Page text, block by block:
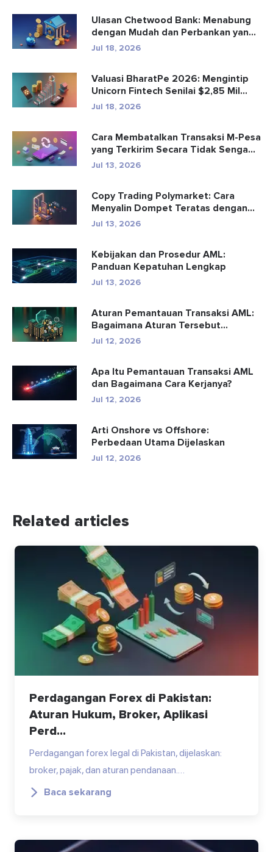
Ulasan Chetwood Bank: Menabung
dengan Mudah dan Perbankan yang
Aman
Jul 18, 2026
Valuasi BharatPe 2026: Mengintip
Unicorn Fintech Senilai $2,85 Mil...
Jul 18, 2026
Cara Membatalkan Transaksi M-Pesa
yang Terkirim Secara Tidak Senga...
Jul 13, 2026
Copy Trading Polymarket: Cara
Menyalin Dompet Teratas dengan
Aman
Jul 13, 2026
Kebijakan dan Prosedur AML:
Panduan Kepatuhan Lengkap
Jul 13, 2026
Aturan Pemantauan Transaksi AML:
Bagaimana Aturan Tersebut
Mendete...
Jul 12, 2026
Apa Itu Pemantauan Transaksi AML
dan Bagaimana Cara Kerjanya?
Jul 12, 2026
Arti Onshore vs Offshore:
Perbedaan Utama Dijelaskan
Jul 12, 2026
Related articles
Perdagangan Forex di Pakistan:
Aturan Hukum, Broker, Aplikasi
Perd...
Perdagangan forex legal di Pakistan, dijelaskan:
broker, pajak, dan aturan pendanaan.…
Baca sekarang